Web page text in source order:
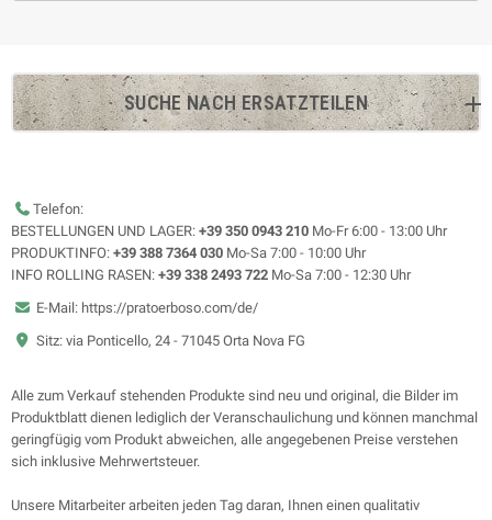
SUCHE NACH ERSATZTEILEN
Telefon:
BESTELLUNGEN UND LAGER: +39 350 0943 210 Mo-Fr 6:00 - 13:00 Uhr
PRODUKTINFO: +39 388 7364 030 Mo-Sa 7:00 - 10:00 Uhr
INFO ROLLING RASEN: +39 338 2493 722 Mo-Sa 7:00 - 12:30 Uhr
E-Mail: https://pratoerboso.com/de/
Sitz: via Ponticello, 24 - 71045 Orta Nova FG
Alle zum Verkauf stehenden Produkte sind neu und original, die Bilder im
Produktblatt dienen lediglich der Veranschaulichung und können manchmal
geringfügig vom Produkt abweichen, alle angegebenen Preise verstehen
sich inklusive Mehrwertsteuer.
Unsere Mitarbeiter arbeiten jeden Tag daran, Ihnen einen qualitativ